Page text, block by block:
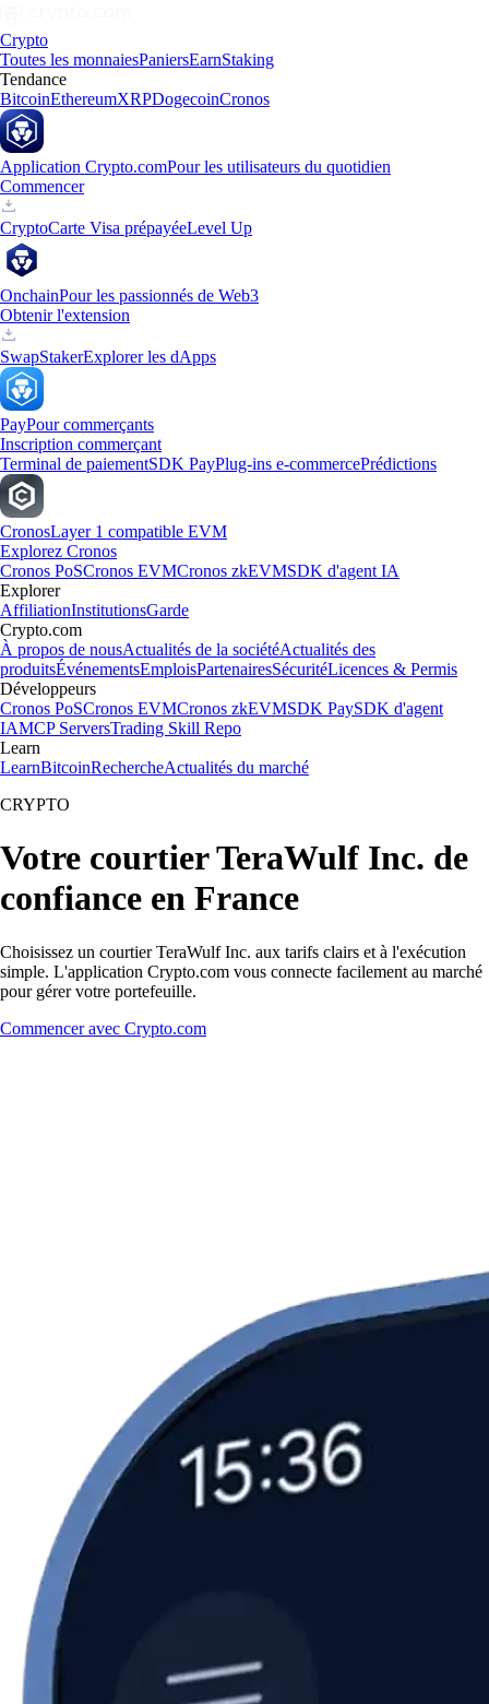
Crypto
Toutes les monnaiesPaniersEarnStaking
Tendance
BitcoinEthereumXRPDogecoinCronos
Application Crypto.comPour les utilisateurs du quotidien
Commencer
CryptoCarte Visa prépayéeLevel Up
OnchainPour les passionnés de Web3
Obtenir l'extension
SwapStakerExplorer les dApps
PayPour commerçants
Inscription commerçant
Terminal de paiementSDK PayPlug-ins e-commercePrédictions
CronosLayer 1 compatible EVM
Explorez Cronos
Cronos PoSCronos EVMCronos zkEVMSDK d'agent IA
Explorer
AffiliationInstitutionsGarde
Crypto.com
À propos de nousActualités de la sociétéActualités des
produitsÉvénementsEmploisPartenairesSécuritéLicences & Permis
Développeurs
Cronos PoSCronos EVMCronos zkEVMSDK PaySDK d'agent
IAMCP ServersTrading Skill Repo
Learn
LearnBitcoinRechercheActualités du marché
CRYPTO
Votre courtier TeraWulf Inc. de
confiance en France
Choisissez un courtier TeraWulf Inc. aux tarifs clairs et à l'exécution
simple. L'application Crypto.com vous connecte facilement au marché
pour gérer votre portefeuille.
Commencer avec Crypto.com